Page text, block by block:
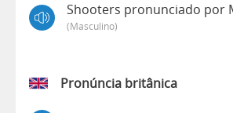
Shooters pronunciado por
(masculino)
Pronúncia britânica